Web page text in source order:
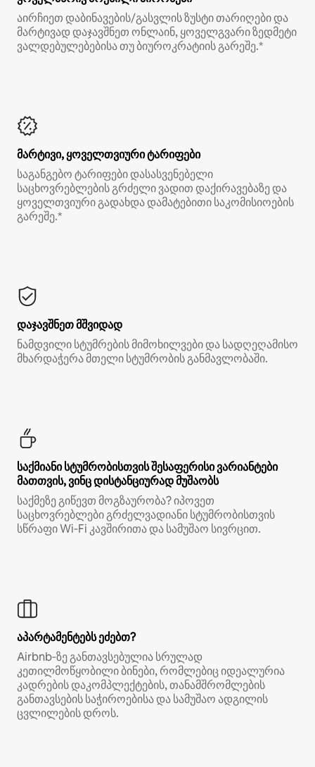
აირჩიეთ დაბინავების/გასვლის ზუსტი თარიღები და
მარტივად დაჯავშნეთ ონლაინ, ყოველგვარი ზედმეტი
ვალდებულებებისა თუ ბიუროკრატიის გარეშე.*
მარტივი, ყოველთვიური ტარიფები
საგანგებო ტარიფები დასასვენებელი
საცხოვრებლების გრძელი ვადით დაქირავებაზე და
ყოველთვიური გადახდა დამატებითი საკომისიოების
გარეშე.*
დაჯავშნეთ მშვიდად
ნამდვილი სტუმრების მიმოხილვები და სადღეღამისო
მხარდაჭერა მთელი სტუმრობის განმავლობაში.
საქმიანი სტუმრობისთვის შესაფერისი ვარიანტები
მათთვის, ვინც დისტანციურად მუშაობს
საქმეზე გიწევთ მოგზაურობა? იპოვეთ
საცხოვრებლები გრძელვადიანი სტუმრობისთვის
სწრაფი Wi‑Fi კავშირითა და სამუშაო სივრცით.
აპარტამენტებს ეძებთ?
Airbnb‑ზე განთავსებულია სრულად
კეთილმოწყობილი ბინები, რომლებიც იდეალურია
კადრების დაკომპლექტების, თანამშრომლების
განთავსების საჭიროებისა და სამუშაო ადგილის
ცვლილების დროს.